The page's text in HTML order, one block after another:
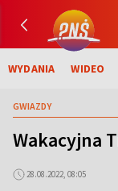
WYDANIA WIDEO
GWIAZDY
Wakacyjna
28.08.2022, 08:05